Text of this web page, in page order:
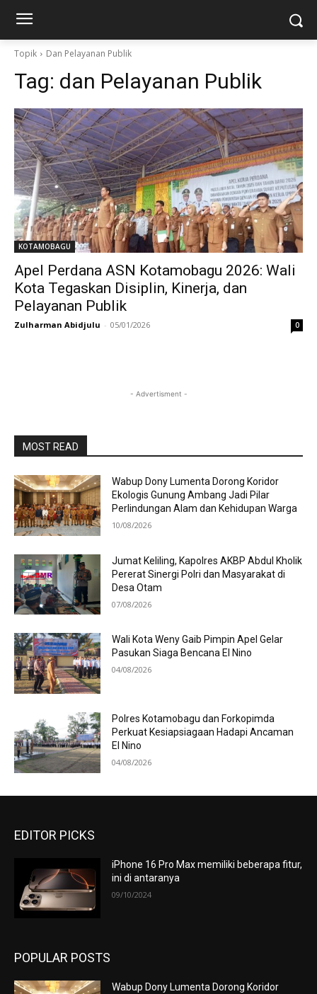
Topik Dan Pelayanan Publik
Tag: dan Pelayanan Publik
KOTAMOBAGU
Apel Perdana ASN Kotamobagu 2026: Wali
Kota Tegaskan Disiplin, Kinerja, dan
Pelayanan Publik
Zulharman Abidjulu - 05/01/2026 0
- Advertisment -
MOST READ
Wabup Dony Lumenta Dorong Koridor
Ekologis Gunung Ambang Jadi Pilar
Perlindungan Alam dan Kehidupan Warga
10/08/2026
Jumat Keliling, Kapolres AKBP Abdul Kholik
Pererat Sinergi Polri dan Masyarakat di
Desa Otam
07/08/2026
Wali Kota Weny Gaib Pimpin Apel Gelar
Pasukan Siaga Bencana El Nino
04/08/2026
Polres Kotamobagu dan Forkopimda
Perkuat Kesiapsiagaan Hadapi Ancaman
El Nino
04/08/2026
EDITOR PICKS
iPhone 16 Pro Max memiliki beberapa fitur,
ini di antaranya
09/10/2024
POPULAR POSTS
Wabup Dony Lumenta Dorong Koridor